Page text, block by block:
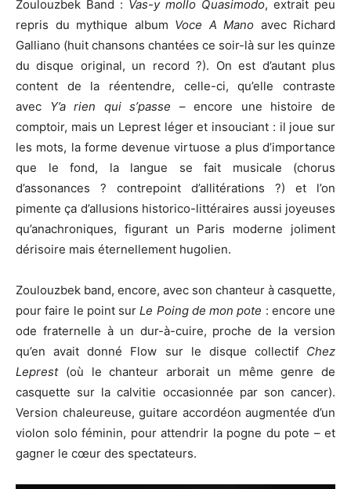
Zoulouzbek Band : Vas-y mollo Quasimodo, extrait peu
repris du mythique album Voce A Mano avec Richard
Galliano (huit chansons chantées ce soir-là sur les quinze
du disque original, un record ?). On est d’autant plus
content de la réentendre, celle-ci, qu’elle contraste
avec Y’a rien qui s’passe – encore une histoire de
comptoir, mais un Leprest léger et insouciant : il joue sur
les mots, la forme devenue virtuose a plus d’importance
que le fond, la langue se fait musicale (chorus
d’assonances ? contrepoint d’allitérations ?) et l’on
pimente ça d’allusions historico-littéraires aussi joyeuses
qu’anachroniques, figurant un Paris moderne joliment
dérisoire mais éternellement hugolien.
Zoulouzbek band, encore, avec son chanteur à casquette,
pour faire le point surLe Poing de mon pote : encore une
ode fraternelle à un dur-à-cuire, proche de la version
qu’en avait donné Flow sur le disque collectif Chez
Leprest(où le chanteur arborait un même genre de
casquette sur la calvitie occasionnée par son cancer).
Version chaleureuse, guitare accordéon augmentée d’un
violon solo féminin, pour attendrir la pogne du pote – et
gagner le cœur des spectateurs.